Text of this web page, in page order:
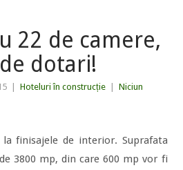
22 de camere,
dotari!
Hoteluri în construcție
Niciun
finisajele de interior. Suprafata
3800 mp, din care 600 mp vor fi